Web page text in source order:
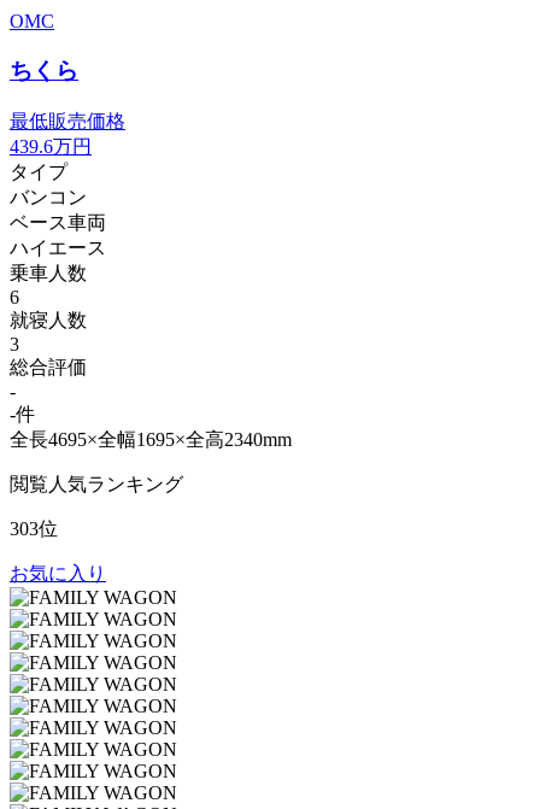
OMC
ちくら
最低販売価格
439.6万円
タイプ
バンコン
ベース車両
ハイエース
乗車人数
6
就寝人数
3
総合評価
-
-件
全長4695×全幅1695×全高2340mm
閲覧人気ランキング
303位
お気に入り